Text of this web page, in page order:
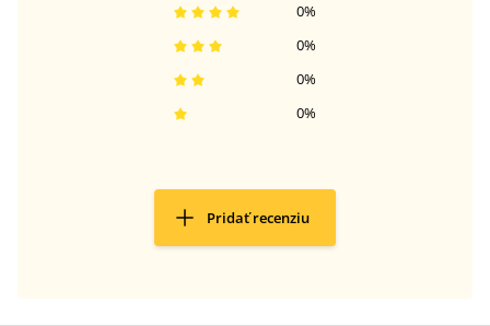
0%
0%
0%
0%
Pridať recenziu